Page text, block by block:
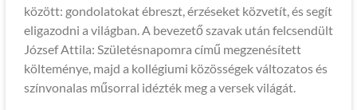
között: gondolatokat ébreszt, érzéseket közvetít, és segít
eligazodni a világban. A bevezető szavak után felcsendült
József Attila: Születésnapomra című megzenésített
költeménye, majd a kollégiumi közösségek változatos és
színvonalas műsorral idézték meg a versek világát.